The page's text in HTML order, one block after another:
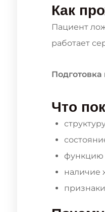
Как
Пациент
работает
Подготовка
Что
функцию
наличие